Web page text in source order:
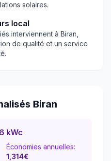
solaires.
local
interviennent à Biran
de qualité et un service
Biran
kWc
Économies annuelles:
1,314€